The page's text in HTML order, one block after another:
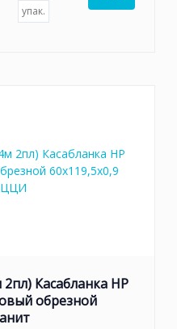
упак.
Касабланка HP
обрезной